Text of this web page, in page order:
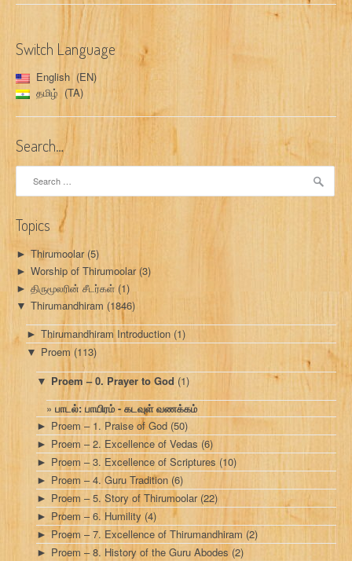
Switch Language
English
EN
தமிழ்
TA
Search…
Topics
► Thirumoolar(5)
► Worship of Thirumoolar(3)
► திருமூலரின் சீடர்கள் (1)
▼ Thirumandhiram (1846)
► Thirumandhiram Introduction (1)
▼ Proem (113)
▼ Proem – 0. Prayer to God (1)
பாடல்: பாயிரம் - கடவுள் வணக்கம்
► Proem – 1. Praise of God (50)
► Proem – 2. Excellence of Vedas (6)
► Proem – 3. Excellence of Scriptures (10)
► Proem – 4. Guru Tradition (6)
► Proem – 5. Story of Thirumoolar(22)
► Proem – 6. Humility (4)
► Proem – 7. Excellence of Thirumandhiram (2)
► Proem – 8. History of the Guru Abodes (2)